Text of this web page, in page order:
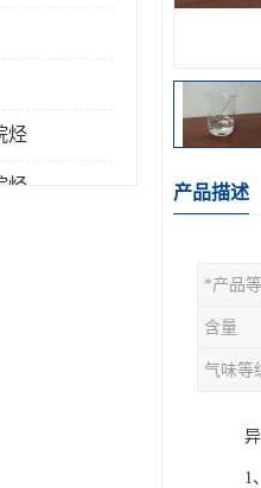
烃
烃 产品描述
*产品
含量
气味等
1